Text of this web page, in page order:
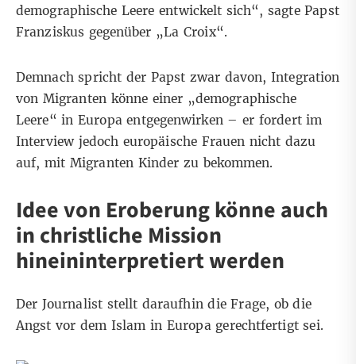
demographische Leere entwickelt sich“, sagte Papst
Franziskus gegenüber „La Croix“.
Demnach spricht der Papst zwar davon, Integration
von Migranten könne einer „demographische
Leere“ in Europa entgegenwirken – er fordert im
Interview jedoch europäische Frauen nicht dazu
auf, mit Migranten Kinder zu bekommen.
Idee von Eroberung könne auch
in christliche Mission
hineininterpretiert werden
Der Journalist stellt daraufhin die Frage, ob die
Angst vor dem Islam in Europa gerechtfertigt sei.